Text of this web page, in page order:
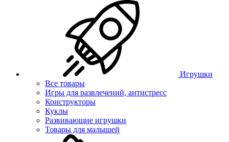
Игрушки
Все товары
Игры для развлечений, антистресс
Конструкторы
Куклы
Развивающие игрушки
Товары для малышей